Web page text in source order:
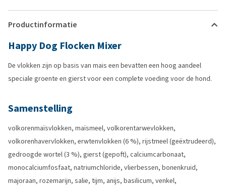
Productinformatie
Happy Dog Flocken Mixer
De vlokken zijn op basis van mais een bevatten een hoog aandeel
speciale groente en gierst voor een complete voeding voor de hond.
Samenstelling
volkorenmaïsvlokken, maïsmeel, volkorentarwevlokken,
volkorenhavervlokken, erwtenvlokken (6 %), rijstmeel (geëxtrudeerd),
gedroogde wortel (3 %), gierst (gepoft), calciumcarbonaat,
monocalciumfosfaat, natriumchloride, vlierbessen, bonenkruid,
majoraan, rozemarijn, salie, tijm, anijs, basilicum, venkel,